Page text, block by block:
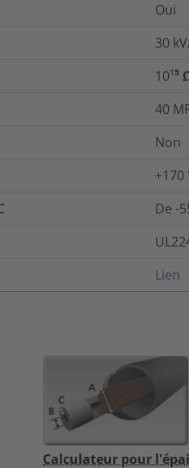
Oui
30
10¹⁵
40
Non
+170
De -
Lien
Calculateur pour